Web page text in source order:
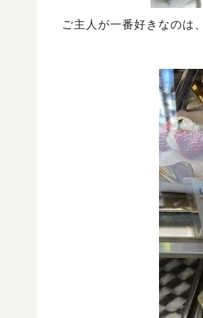
ご主人が一番好きなのは